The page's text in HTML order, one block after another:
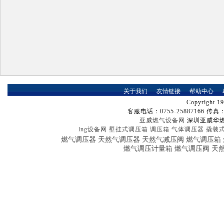
关于我们 ┈ 友情链接 ┈ 帮助中心 ┈
Copyright
客服电话：0755-25887166 传真
亚威燃气设备网 深圳亚威华
lng设备网 壁挂式调压箱 调压箱 气体调压器 撬装
燃气调压器 天然气调压器 天然气减压阀 燃气调压箱
燃气调压计量箱 燃气调压阀 天